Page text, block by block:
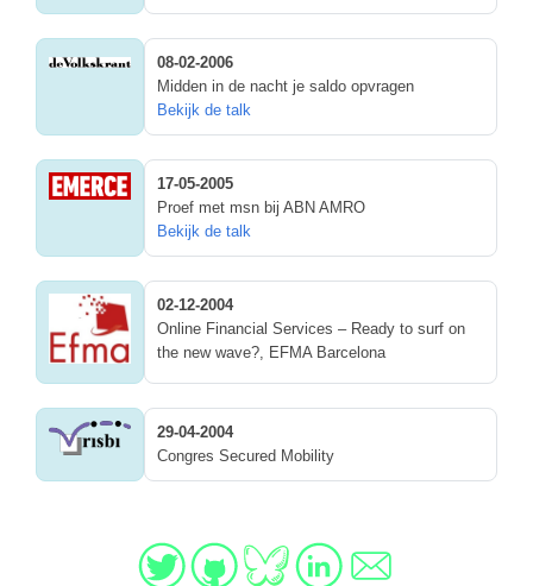
08-02-2006
Midden in de nacht je saldo opvragen
Bekijk de talk
17-05-2005
Proef met msn bij ABN AMRO
Bekijk de talk
02-12-2004
Online Financial Services – Ready to surf on
the new wave?, EFMA Barcelona
29-04-2004
Congres Secured Mobility